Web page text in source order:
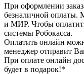
При оформлении
безналичной оплаты.
и МИР. Чтобы
системы Робокасса.
Оплатить онлайн
менеджер отправит
При оплате онлайн
будет в подарок!*